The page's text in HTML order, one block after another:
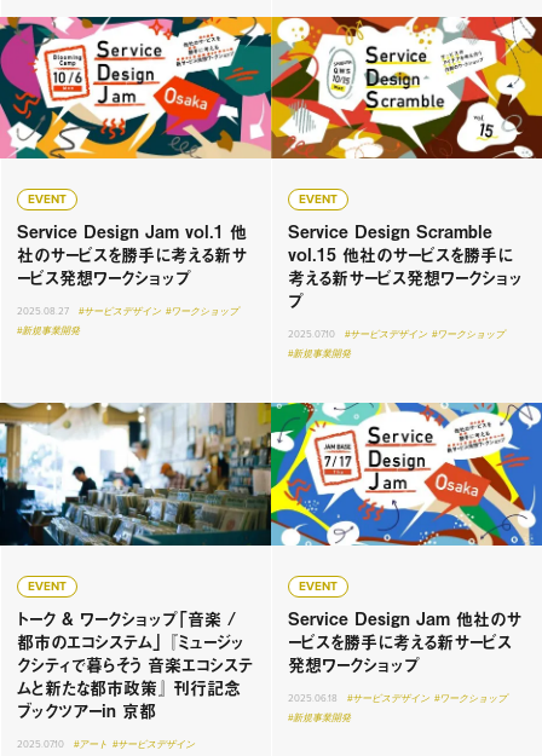
EVENT
Service Design Jam vol.1 他
社のサービスを勝手に考える新サ
ービス発想ワークショップ
2025.08.27 #サービスデザイン #ワークショップ
#新規事業開発
EVENT
Service Design Scramble
vol.15 他社のサービスを勝手に
考える新サービス発想ワークショッ
プ
2025.07.10 #サービスデザイン #ワークショップ
#新規事業開発
EVENT
トーク & ワークショップ「音楽 /
都市のエコシステム」 『ミュージッ
クシティで暮らそう 音楽エコシステ
ムと新たな都市政策』 刊行記念
ブックツアーin 京都
2025.07.10 #アート #サービスデザイン
EVENT
Service Design Jam 他社のサ
ービスを勝手に考える新サービス
発想ワークショップ
2025.06.18 #サービスデザイン #ワークショップ
#新規事業開発